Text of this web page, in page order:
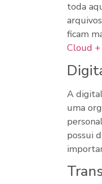
toda
ficam
Cloud +
A
uma
possui